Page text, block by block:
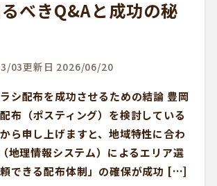
かんたんWEB注文
べきQ&Aと成功の秘
03更新日 2026/06/20
シ配布を成功させるための結論 豊岡
布（ポスティング）を検討している
ら申し上げますと、地域特性に合わ
地理情報システム）によるエリア選
できる配布体制」の確保が成功 […]